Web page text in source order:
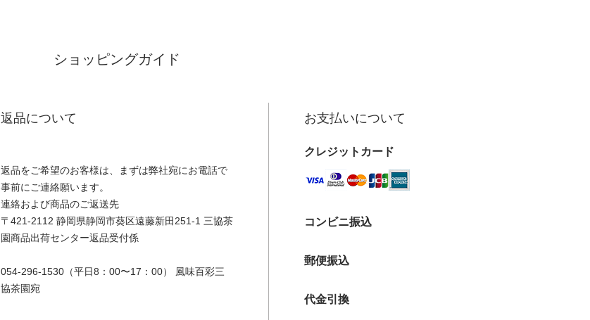
ショッピングガイド
返品について
返品をご希望のお客様は、まずは弊社宛にお電話で
事前にご連絡願います。
連絡および商品のご返送先
〒421-2112 静岡県静岡市葵区遠藤新田251-1 三協茶
園商品出荷センター返品受付係
054-296-1530（平日8：00〜17：00） 風味百彩三
協茶園宛
お支払いについて
クレジットカード
コンビニ振込
郵便振込
代金引換